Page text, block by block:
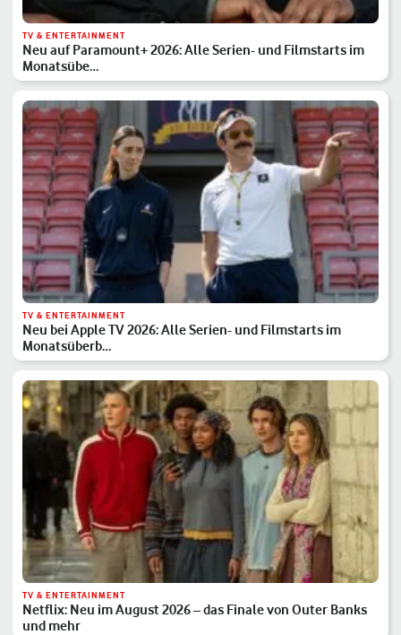
TV & ENTERTAINMENT
Neu auf Paramount+ 2026: Alle Serien- und Filmstarts im
Monatsübe…
TV & ENTERTAINMENT
Neu bei Apple TV 2026: Alle Serien- und Filmstarts im
Monatsüberb…
TV & ENTERTAINMENT
Netflix: Neu im August 2026 – das Finale von Outer Banks
und mehr